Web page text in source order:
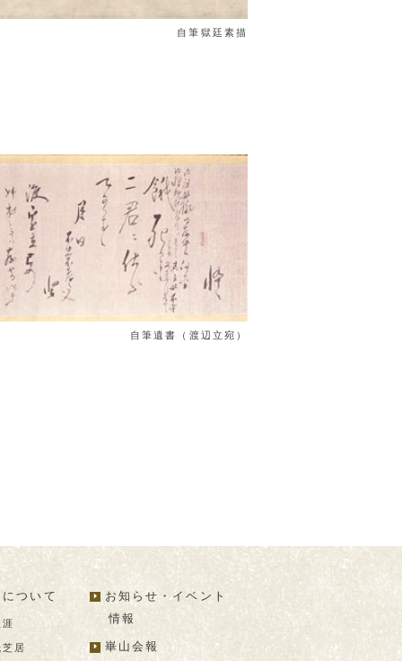
自筆獄廷素描
自筆遺書（渡辺立宛）
ついて
居
お知らせ・イベント
情報
崋山会報